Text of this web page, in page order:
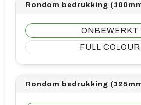
Rondom bedrukking
ONBEWERKT
FULL COLOUR
Rondom bedrukking